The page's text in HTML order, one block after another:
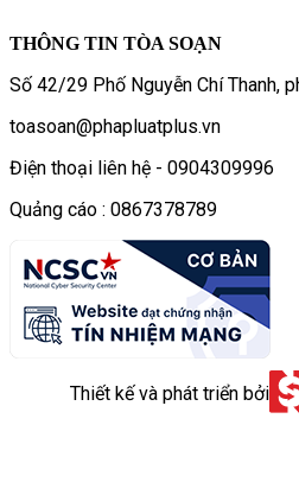
THÔNG TIN TÒA SOẠN
Số 42/29 Phố Nguyễn Chí Thanh,
toasoan@phapluatplus.vn
Điện thoại liên hệ - 0904309996
Quảng cáo : 0867378789
Thiết kế và phát triển bởi